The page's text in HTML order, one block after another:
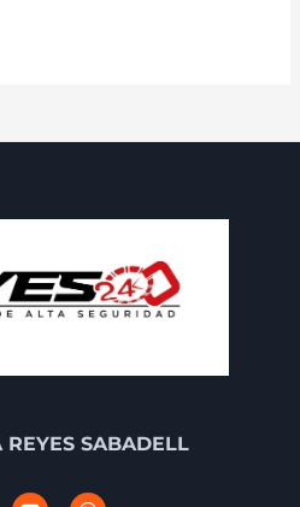
REYES SABADELL